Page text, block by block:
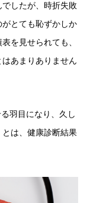
したが、時折失敗
とても恥ずかしか
を見せられても、
あまりありません
羽目になり、久し
は、健康診断結果